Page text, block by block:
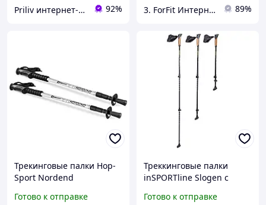
Priliv интернет-магазин 92% 3. ForFit Интернет-магазин спортивных товаров 89%
Трекинговые палки Hop-
Sport Nordend
кемпинга, походов,
Готово к отправке
Треккинговые палки
inSPORTline Slogen с
для трекинга и активного
Готово к отправке